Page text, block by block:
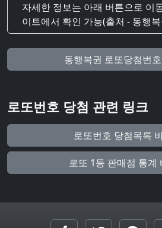
자세한 정보는 아래 버튼으로 이
이트에서 확인 가능(출처 - 동행
동행복권 로또당첨번
로또번호 당첨 관련 링크
로또번호 당첨목록
로또 1등 판매점 통계